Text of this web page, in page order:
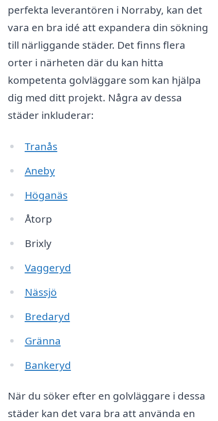
perfekta leverantören i Norraby, kan det
vara en bra idé att expandera din sökning
till närliggande städer. Det finns flera
orter i närheten där du kan hitta
kompetenta golvläggare som kan hjälpa
dig med ditt projekt. Några av dessa
städer inkluderar:
Tranås
Aneby
Höganäs
Åtorp
Brixly
Vaggeryd
Nässjö
Bredaryd
Gränna
Bankeryd
När du söker efter en golvläggare i dessa
städer kan det vara bra att använda en